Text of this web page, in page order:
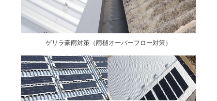
ゲリラ豪雨対策（雨樋オーバーフロー対策）